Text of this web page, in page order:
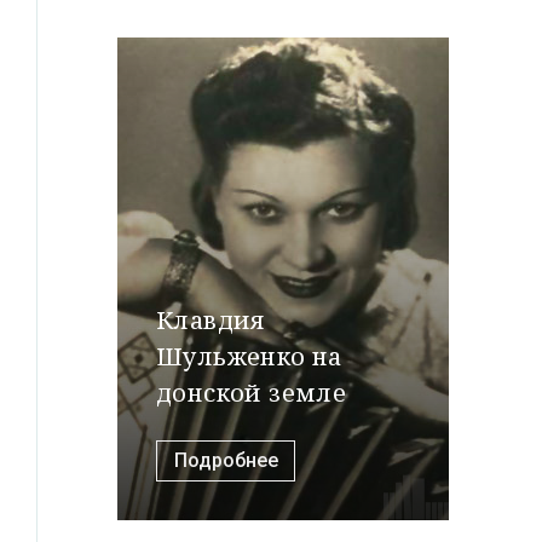
Клавдия
Шульженко на
донской земле
Подробнее